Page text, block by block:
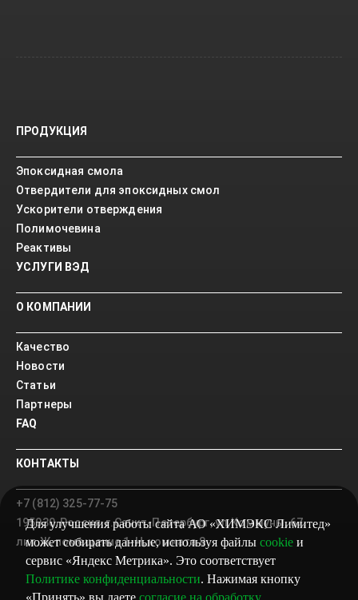
Для улучшения работы сайта АО «ХИМЭКС Лимитед»
может собирать данные, используя файлы cookie и
сервис «Яндекс Метрика». Это соответствует
Политике конфиденциальности. Нажимая кнопку
«Принять» вы даете согласие на обработку
ПРОДУКЦИЯ
Эпоксидная смола
Отвердители для эпоксидных смол
Ускорители отверждения
Полимочевина
Реактивы
УСЛУГИ ВЭД
О КОМПАНИИ
Качество
Новости
Статьи
Партнеры
FAQ
КОНТАКТЫ
+7 (812) 325-77-75
195030, Россия, г.Санкт-Петербург, ул.Коммуны, 67,
лит.Ж, помещение 1-Н, комната 8